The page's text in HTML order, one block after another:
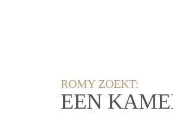
ROMY ZOEKT:
EEN